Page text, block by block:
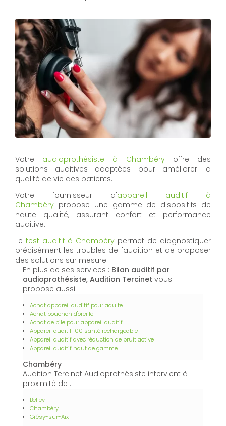
Votre audioprothésiste à Chambéryoffre des
solutions auditives adaptées pour améliorer la
qualité de vie des patients.
Votre fournisseur d'appareil auditif à
Chambéry propose une gamme de dispositifs de
haute qualité, assurant confort et performance
auditive.
Le test auditif à Chambéry permet de diagnostiquer
précisément les troubles de l'audition et de proposer
des solutions sur mesure.
En plus de ses services : Bilan auditif par
audioprothésiste, Audition Tercinet vous
propose aussi :
Achat appareil auditif pour adulte
Achat bouchon d'oreille
Achat de pile pour appareil auditif
Appareil auditif 100 santé rechargeable
Appareil auditif avec réduction de bruit active
Appareil auditif haut de gamme
Chambéry
Audition Tercinet Audioprothésiste intervient à
proximité de :
Belley
Chambéry
Grésy-sur-Aix